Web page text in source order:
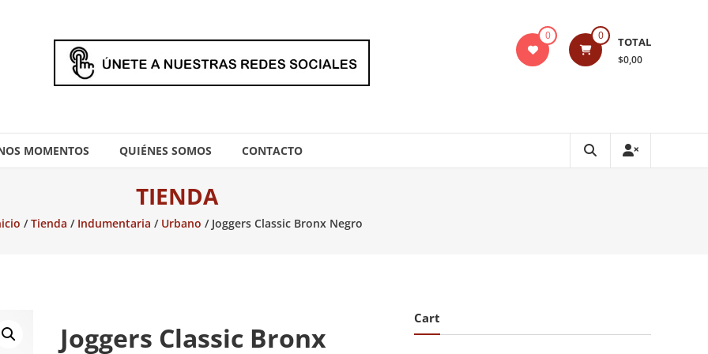
0 0 TOTAL
$0,00
MOMENTOS QUIÉNES SOMOS CONTACTO
TIENDA
/Tienda / Indumentaria / Urbano / Joggers Classic Bronx Negro
Joggers Classic Bronx
Cart